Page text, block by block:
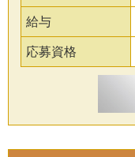
給与
応募資格